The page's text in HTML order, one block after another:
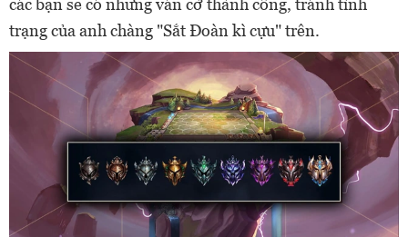
các bạn sẽ có những ván cờ thành công, tránh tình
trạng của anh chàng "Sắt Đoàn kì cựu" trên.